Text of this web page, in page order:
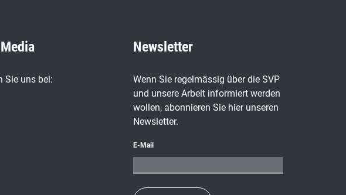
Sie uns bei:
Newsletter
Wenn Sie regelmässig über die SVP
und unsere Arbeit informiert werden
wollen, abonnieren Sie hier unseren
Newsletter.
E-Mail